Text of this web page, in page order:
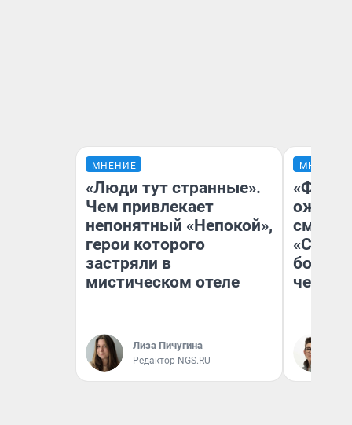
МНЕНИЕ
«Люди тут странные».
Чем привлекает
непонятный «Непокой»,
герои которого
застряли в
мистическом отеле
Лиза Пичугина
Редактор NGS.RU
МНЕНИЕ